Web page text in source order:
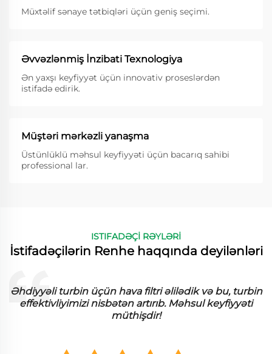
Müxtəlif sənaye tətbiqləri üçün geniş seçimi.
Əvvəzlənmiş İnzibati Texnologiya
Ən yaxşı keyfiyyət üçün innovativ proseslərdən
istifadə edirik.
Müştəri mərkəzli yanaşma
Üstünlüklü məhsul keyfiyyəti üçün bacarıq sahibi
professional lar.
ISTIFADƏÇİ RƏYLƏRİ
İstifadəçilərin Renhe haqqında deyilənləri
Kəndrili filtri materialımız tesisimizdə ciddi şəkildə
yaxşı işləyir. Bu, dəqiq qatıqları effektiv şəkildə
toplayır və biz performansda böyük fərqə diqqət